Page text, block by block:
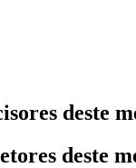
deste
deste